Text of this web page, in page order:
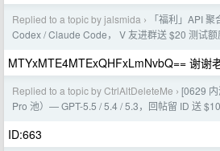
Replied to a topic by jalsmida ›
「福利」API
Codex / Claude Code， V 友进群送 $20 测试额
MTYxMTE4MTExQHFxLmNvbQ== 谢谢
Replied to a topic by CtrlAltDeleteMe › [0629
Pro 池）— GPT-5.5 / 5.4 / 5.3，回帖留 ID 送 $10
ID:663